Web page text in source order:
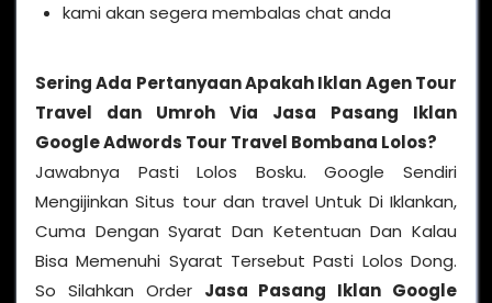
kami akan segera membalas chat anda
Sering Ada Pertanyaan Apakah Iklan Agen Tour
Travel dan Umroh Via Jasa Pasang Iklan
Google Adwords Tour Travel Bombana Lolos?
Jawabnya Pasti Lolos Bosku. Google Sendiri
Mengijinkan Situs tour dan travel Untuk Di Iklankan,
Cuma Dengan Syarat Dan Ketentuan Dan Kalau
Bisa Memenuhi Syarat Tersebut Pasti Lolos Dong.
So Silahkan Order Jasa Pasang Iklan Google